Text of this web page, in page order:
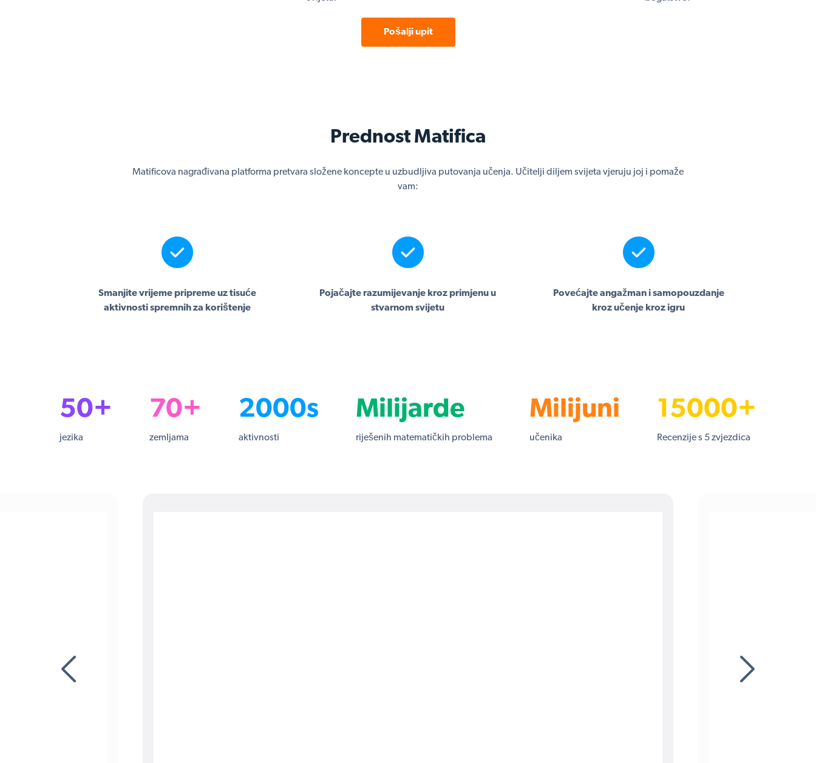
Pošalji upit
Prednost Matifica
Matificova nagrađivana platforma pretvara složene koncepte u uzbudljiva putovanja učenja. Učitelji diljem svijeta vjeruju joj i pomaže
vam:
Smanjite vrijeme pripreme uz tisuće
aktivnosti spremnih za korištenje
Pojačajte razumijevanje kroz primjenu u
stvarnom svijetu
Povećajte angažman i samopouzdanje
kroz učenje kroz igru
50+
jezika
70+
zemljama
2000s
aktivnosti
Milijarde
riješenih matematičkih problema
Milijuni
učenika
15000+
Recenzije s 5 zvjezdica